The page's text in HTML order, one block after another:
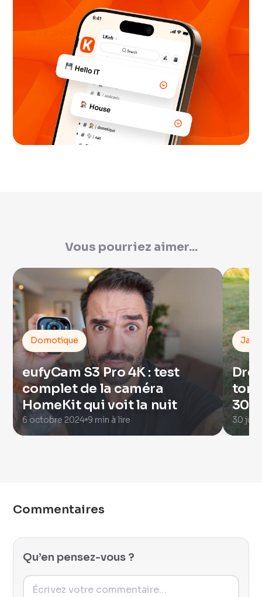
Vous pourriez aimer...
Domotique
eufyCam S3 Pro 4K : test
complet de la caméra
HomeKit qui voit la nuit
6 octobre 2024 9 min à lire 30 juin
Commentaires
Qu’en pensez-vous ?